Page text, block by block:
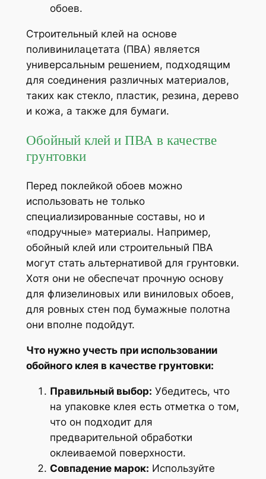
обоев.
Строительный клей на основе
поливинилацетата (ПВА) является
универсальным решением, подходящим
для соединения различных материалов,
таких как стекло, пластик, резина, дерево
и кожа, а также для бумаги.
Обойный клей и ПВА в качестве
грунтовки
Перед поклейкой обоев можно
использовать не только
специализированные составы, но и
«подручные» материалы. Например,
обойный клей или строительный ПВА
могут стать альтернативой для грунтовки.
Хотя они не обеспечат прочную основу
для флизелиновых или виниловых обоев,
для ровных стен под бумажные полотна
они вполне подойдут.
Что нужно учесть при использовании
обойного клея в качестве грунтовки:
Правильный выбор: Убедитесь, что
на упаковке клея есть отметка о том,
что он подходит для
предварительной обработки
оклеиваемой поверхности.
Совпадение марок: Используйте